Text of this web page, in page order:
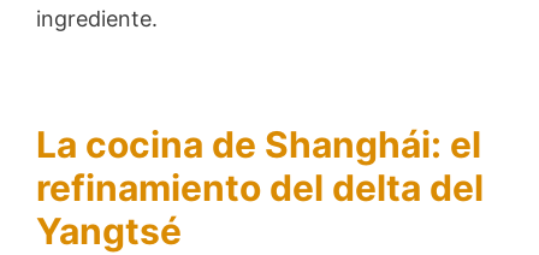
ingrediente.
La cocina de Shanghái: el
refinamiento del delta del
Yangtsé